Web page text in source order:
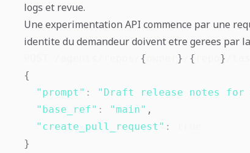
logs et revue.
Une experimentation API commence par une
identite du demandeur doivent etre gerees par
{ } { }
{
"prompt" :
"Draft release notes for
"base_ref" : "main" ,
"create_pull_request" :
}